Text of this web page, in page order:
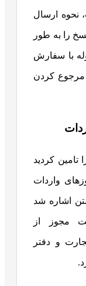
نحوه ارسال
را به طور
با سفارش
مرجوع کردن
تامین کردید
واردات
اشاره شد
مجوز از
تجارت و دفتر